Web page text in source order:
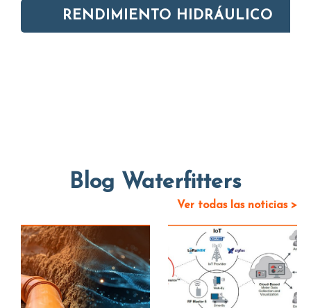
RENDIMIENTO HIDRÁULICO
Blog Waterfitters
Ver todas las noticias >